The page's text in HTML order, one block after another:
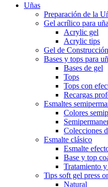
Uñas
Preparación de la
Gel acrílico para
Acrylic gel
Acrylic tips
Gel de Construcción
Bases y tops para
Bases de gel
Tops
Tops con
Recargas
Esmaltes
Colores
Colecciones
Esmalte clásico
Esmalte
Base y top
Tratamiento
Tips soft gel press
Natural